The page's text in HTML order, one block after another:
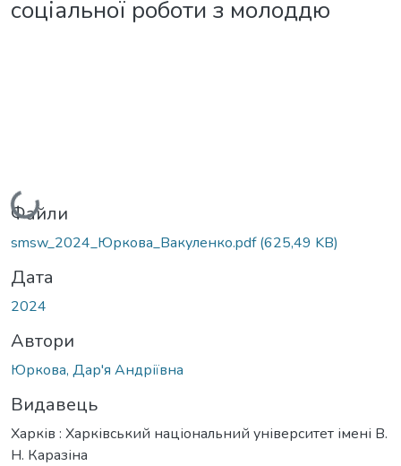
соціальної роботи з молоддю
Вантажиться...
Файли
smsw_2024_Юркова_Вакуленко.pdf(625,49 KB)
Дата
2024
Автори
Юркова, Дар'я Андріївна
Видавець
Харків : Харківський національний університет імені В.
Н. Каразіна